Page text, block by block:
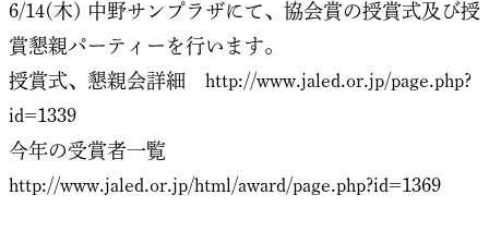
6/14(木) 中野サンプラザにて、協会賞の授賞式及び授
賞懇親パーティーを行います。
授賞式、懇親会詳細 http://www.jaled.or.jp/page.php?
id=1339
今年の受賞者一覧
http://www.jaled.or.jp/html/award/page.php?id=1369